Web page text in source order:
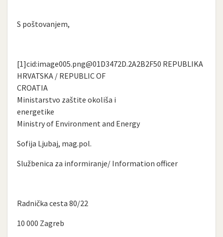
S poštovanjem,
[1]cid:image005.png@01D3472D.2A2B2F50 REPUBLIKA
HRVATSKA / REPUBLIC OF
CROATIA
Ministarstvo zaštite okoliša i
energetike
Ministry of Environment and Energy
Sofija Ljubaj, mag.pol.
Službenica za informiranje/ Information officer
Radnička cesta 80/22
10 000 Zagreb